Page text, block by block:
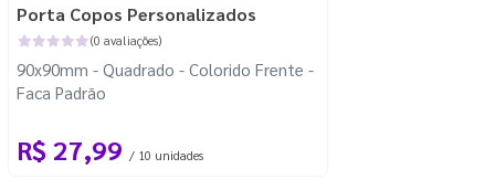
Porta Copos Personalizados
(0 avaliações)
90x90mm - Quadrado - Colorido Frente -
Faca Padrão
R$ 27,99 / 10 unidades